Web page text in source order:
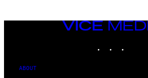
VICE
MEDIA
ABOUT